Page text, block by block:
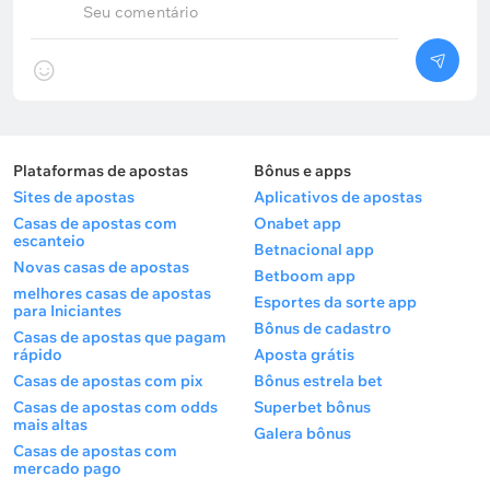
Seu comentário
Plataformas de apostas
Sites de apostas
Casas de apostas com
escanteio
Novas casas de apostas
melhores casas de apostas
para Iniciantes
Casas de apostas que pagam
rápido
Casas de apostas com pix
Casas de apostas com odds
mais altas
Casas de apostas com
mercado pago
Bônus e apps
Aplicativos de apostas
Onabet app
Betnacional app
Betboom app
Esportes da sorte app
Bônus de cadastro
Aposta grátis
Bônus estrela bet
Superbet bônus
Galera bônus